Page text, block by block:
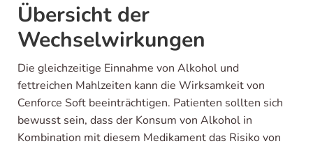
Übersicht der
Wechselwirkungen
Die gleichzeitige Einnahme von Alkohol und
fettreichen Mahlzeiten kann die Wirksamkeit von
Cenforce Soft beeinträchtigen. Patienten sollten sich
bewusst sein, dass der Konsum von Alkohol in
Kombination mit diesem Medikament das Risiko von